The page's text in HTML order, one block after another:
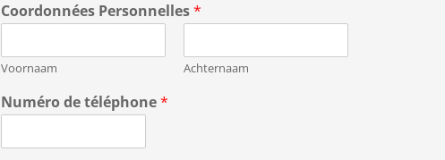
Coordonnées Personnelles*
Voornaam Achternaam
Numéro de téléphone*